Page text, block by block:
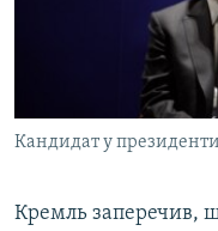
ВІДЕОУРОКИ «ELIFBE»
СВІДЧЕННЯ ОКУПАЦІЇ
УКРАЇНСЬКА ПРОБЛЕМА
ІНФОГРАФІКА
ДОЛУЧАЙСЯ!
Кандидат у
Кремль заперечив,